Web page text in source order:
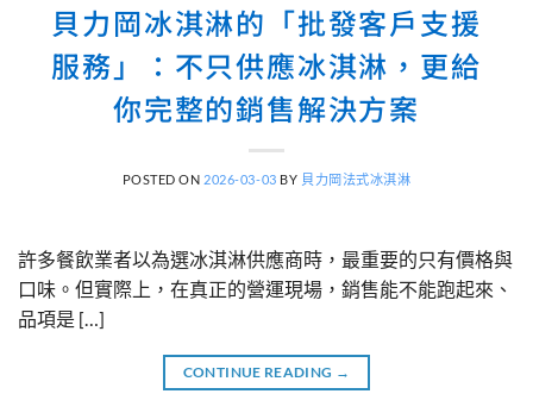
貝力岡冰淇淋的「批發客戶支援
服務」：不只供應冰淇淋，更給
你完整的銷售解決方案
POSTED ON 2026-03-03 BY 貝力岡法式冰淇淋
許多餐飲業者以為選冰淇淋供應商時，最重要的只有價格與
口味。但實際上，在真正的營運現場，銷售能不能跑起來、
品項是 […]
CONTINUE READING →